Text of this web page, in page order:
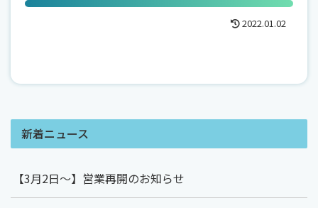
2022.01.02
新着ニュース
【3月2日～】営業再開のお知らせ